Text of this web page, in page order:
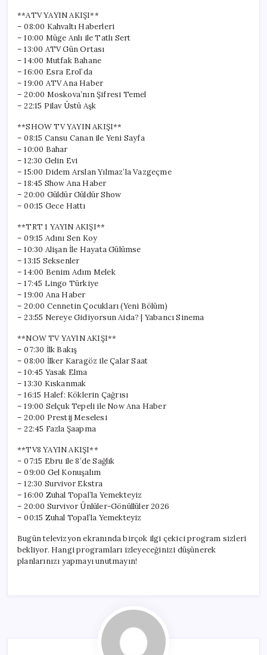
**ATV YAYIN AKIŞI**
– 08:00 Kahvaltı Haberleri
– 10:00 Müge Anlı ile Tatlı Sert
– 13:00 ATV Gün Ortası
– 14:00 Mutfak Bahane
– 16:00 Esra Erol’da
– 19:00 ATV Ana Haber
– 20:00 Moskova’nın Şifresi Temel
– 22:15 Pilav Üstü Aşk
**SHOW TV YAYIN AKIŞI**
– 08:15 Cansu Canan ile Yeni Sayfa
– 10:00 Bahar
– 12:30 Gelin Evi
– 15:00 Didem Arslan Yılmaz’la Vazgeçme
– 18:45 Show Ana Haber
– 20:00 Güldür Güldür Show
– 00:15 Gece Hattı
**TRT 1 YAYIN AKIŞI**
– 09:15 Adını Sen Koy
– 10:30 Alişan İle Hayata Gülümse
– 13:15 Seksenler
– 14:00 Benim Adım Melek
– 17:45 Lingo Türkiye
– 19:00 Ana Haber
– 20:00 Cennetin Çocukları (Yeni Bölüm)
– 23:55 Nereye Gidiyorsun Aida? | Yabancı Sinema
**NOW TV YAYIN AKIŞI**
– 07:30 İlk Bakış
– 08:00 İlker Karagöz ile Çalar Saat
– 10:45 Yasak Elma
– 13:30 Kıskanmak
– 16:15 Halef: Köklerin Çağrısı
– 19:00 Selçuk Tepeli ile Now Ana Haber
– 20:00 Prestij Meselesi
– 22:45 Fazla Şaapma
**TV8 YAYIN AKIŞI**
– 07:15 Ebru ile 8’de Sağlık
– 09:00 Gel Konuşalım
– 12:30 Survivor Ekstra
– 16:00 Zuhal Topal’la Yemekteyiz
– 20:00 Survivor Ünlüler-Gönüllüler 2026
– 00:15 Zuhal Topal’la Yemekteyiz
Bugün televizyon ekranında birçok ilgi çekici program sizleri
bekliyor. Hangi programları izleyeceğinizi düşünerek
planlarınızı yapmayı unutmayın!